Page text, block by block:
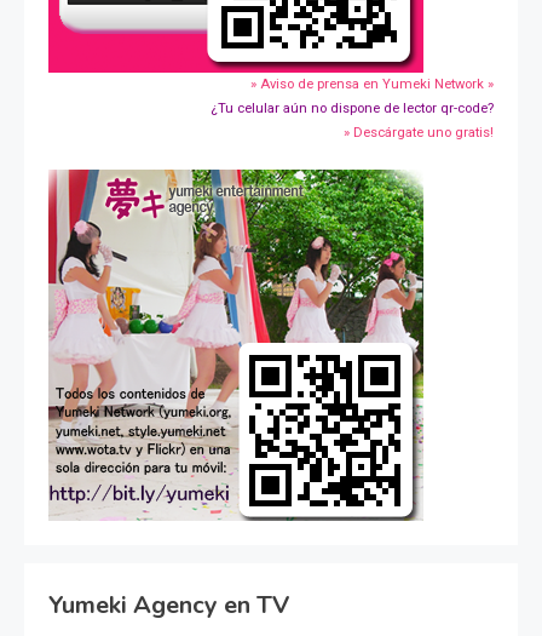
» Aviso de prensa en Yumeki Network »
¿Tu celular aún no dispone de lector qr-code?
» Descárgate uno gratis!
Yumeki Agency en TV